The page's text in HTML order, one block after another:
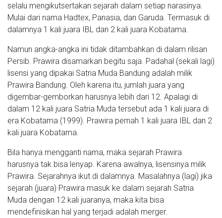
selalu mengikutsertakan sejarah dalam setiap narasinya.
Mulai dari nama Hadtex, Panasia, dan Garuda. Termasuk di
dalamnya 1 kali juara IBL dan 2 kali juara Kobatama.
Namun angka-angka ini tidak ditambahkan di dalam rilisan
Persib. Prawira disamarkan begitu saja. Padahal (sekali lagi)
lisensi yang dipakai Satria Muda Bandung adalah milik
Prawira Bandung. Oleh karena itu, jumlah juara yang
digembar-gemborkan harusnya lebih dari 12. Apalagi di
dalam 12 kali juara Satria Muda tersebut ada 1 kali juara di
era Kobatama (1999). Prawira pernah 1 kali juara IBL dan 2
kali juara Kobatama.
Bila hanya mengganti nama, maka sejarah Prawira
harusnya tak bisa lenyap. Karena awalnya, lisensinya milik
Prawira. Sejarahnya ikut di dalamnya. Masalahnya (lagi) jika
sejarah (juara) Prawira masuk ke dalam sejarah Satria
Muda dengan 12 kali juaranya, maka kita bisa
mendefinisikan hal yang terjadi adalah merger.